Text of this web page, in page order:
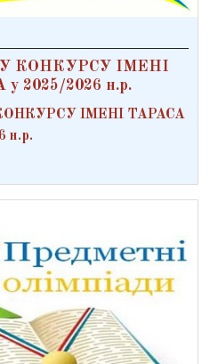
КОНКУРСУ ІМЕНІ
2025/2026 н.р.
ІМЕНІ ТАРАСА
н.р.